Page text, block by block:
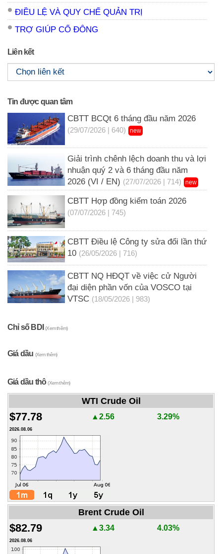
ĐIỀU LỆ VÀ QUY CHẾ QUẢN TRỊ
TRỢ GIÚP CỔ ĐÔNG
Liên kết
Tin được quan tâm
CBTT BCQt 6 tháng đầu năm 2026
(29/07/2026 | 640) new
Giải trình chênh lệch doanh thu và lợi
nhuận quý 2 và 6 tháng đầu năm
2026 (VI / EN) (27/07/2026 | 714) new
CBTT Hợp đồng kiểm toán 2026
(07/07/2026 | 745)
CBTT Điều lệ Công ty sửa đổi lần thứ
10 (26/05/2026 | 716)
CBTT NQ HĐQT về việc cử Người
đại diện phần vốn của VOSCO tại
VTSC (18/05/2026 | 983)
Chỉ số BDI(Xem thêm)
Giá dầu (Xem thêm)
Giá dầu thô(Xem thêm)
WTI Crude Oil
$77.78 ▲2.56 3.29%
2026.08.06
Brent Crude Oil
$82.79 ▲3.34 4.03%
2026.08.06